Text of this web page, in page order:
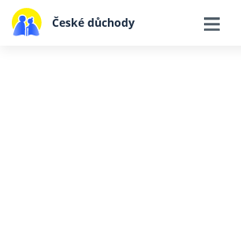
České důchody